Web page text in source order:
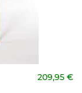
209,95 €